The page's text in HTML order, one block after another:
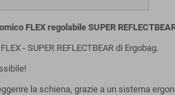
FLEX regolabile SUPER
- SUPER REFLECTBEAR di Ergobag.
la schiena, grazie a un sistema